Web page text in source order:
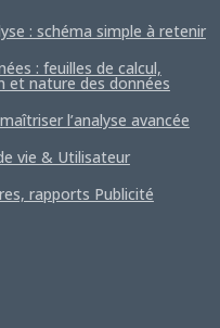
: schéma simple à retenir
: feuilles de calcul,
et nature des données
l’analyse avancée
vie & Utilisateur
rapports Publicité